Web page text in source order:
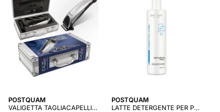
POSTQUAM
VALIGETTA TAGLIACAPELLI ER COMPACT
POSTQUAM
LATTE DETERGENTE PER PELLI NORMALI 250 ML